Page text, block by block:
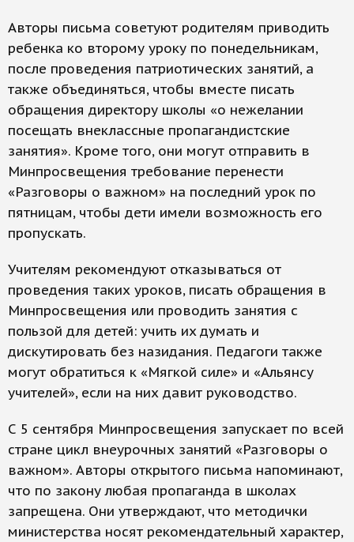
Авторы письма советуют родителям приводить
ребенка ко второму уроку по понедельникам,
после проведения патриотических занятий, а
также объединяться, чтобы вместе писать
обращения директору школы «о нежелании
посещать внеклассные пропагандистские
занятия». Кроме того, они могут отправить в
Минпросвещения требование перенести
«Разговоры о важном» на последний урок по
пятницам, чтобы дети имели возможность его
пропускать.
Учителям рекомендуют отказываться от
проведения таких уроков, писать обращения в
Минпросвещения или проводить занятия с
пользой для детей: учить иx думать и
дискутировать без назидания. Педагоги также
могут обратиться к «Мягкой силе» и «Альянсу
учителей», если на них давит руководство.
С 5 сентября Минпросвещения запускает по всей
стране цикл внеурочных занятий «Разговоры о
важном». Авторы открытого письма напоминают,
что по закону любая пропаганда в школах
запрещена. Они утверждают, что методички
министерства носят рекомендательный характер,